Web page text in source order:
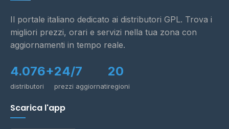
Il portale italiano dedicato ai distributori GPL. Trova i
migliori prezzi, orari e servizi nella tua zona con
aggiornamenti in tempo reale.
4.076+
distributori
24/7
prezzi aggiornati
20
regioni
Scarica l'app